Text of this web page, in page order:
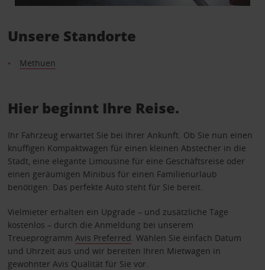
Unsere Standorte
Methuen
Hier beginnt Ihre Reise.
Ihr Fahrzeug erwartet Sie bei Ihrer Ankunft. Ob Sie nun einen
knuffigen Kompaktwagen für einen kleinen Abstecher in die
Stadt, eine elegante Limousine für eine Geschäftsreise oder
einen geräumigen Minibus für einen Familienurlaub
benötigen: Das perfekte Auto steht für Sie bereit.
Vielmieter erhalten ein Upgrade – und zusätzliche Tage
kostenlos – durch die Anmeldung bei unserem
Treueprogramm Avis Preferred . Wählen Sie einfach Datum
und Uhrzeit aus und wir bereiten Ihren Mietwagen in
gewohnter Avis Qualität für Sie vor.